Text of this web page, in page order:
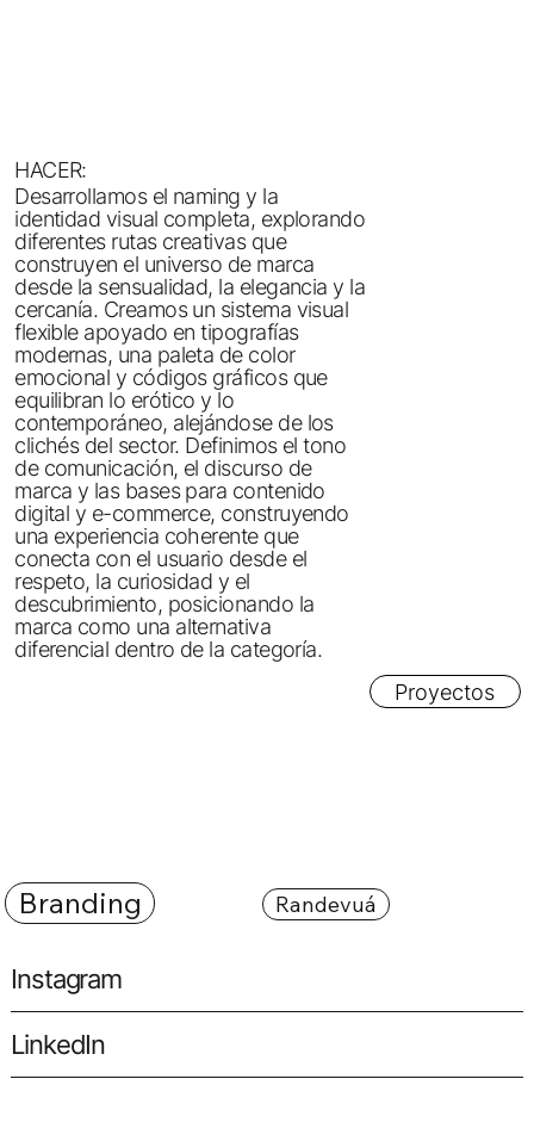
HACER:
Desarrollamos el naming y la
identidad visual completa, explorando
diferentes rutas creativas que
construyen el universo de marca
desde la sensualidad, la elegancia y la
cercanía. Creamos un sistema visual
flexible apoyado en tipografías
modernas, una paleta de color
emocional y códigos gráficos que
equilibran lo erótico y lo
contemporáneo, alejándose de los
clichés del sector. Definimos el tono
de comunicación, el discurso de
marca y las bases para contenido
digital y e-commerce, construyendo
una experiencia coherente que
conecta con el usuario desde el
respeto, la curiosidad y el
descubrimiento, posicionando la
marca como una alternativa
diferencial dentro de la categoría.
Proyectos
Branding Randevuá
Instagram
LinkedIn